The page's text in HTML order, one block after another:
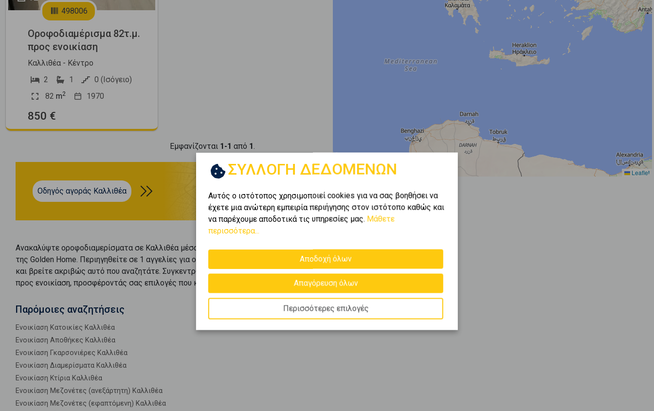
498006
Οροφοδιαμέρισμα 82τ.μ.
προς ενοικίαση
Καλλιθέα - Κέντρο
2
1
0 (Ισόγειο)
82 m2 1970
850 €
Εμφανίζονται 1-1 από 1
Οδηγός αγοράς Καλλιθέα
Ανακαλύψτε οροφοδιαμερίσματα σε Καλλιθέα μέσα από το πλούσιο χαρτοφυλάκιο
της Golden Home. Περιηγηθείτε σε 1 αγγελίες για οροφοδιαμερίσματα
Καλλιθέα
και βρείτε ακριβώς αυτό που αναζητάτε. Συγκεντρώνουμε τις καλύτερες ευκαιρίες
προς ενοικίαση, προσφέροντάς σας επιλογές που καλύπτουν κάθε ανάγκη.
Παρόμοιες αναζητήσεις
Ενοικίαση Κατοικίες Καλλιθέα
Ενοικίαση Αποθήκες Καλλιθέα
Ενοικίαση Γκαρσονιέρες Καλλιθέα
Ενοικίαση Διαμερίσματα Καλλιθέα
Ενοικίαση Κτίρια Καλλιθέα
Ενοικίαση Μεζονέτες (ανεξάρτητη) Καλλιθέα
Ενοικίαση Μεζονέτες (εφαπτόμενη) Καλλιθέα
Leaflet
ΣΥΛΛΟΓΗ ΔΕΔΟΜΕΝΩΝ
Αυτός ο ιστότοπος χρησιμοποιεί cookies για να σας βοηθήσει να
έχετε μια ανώτερη εμπειρία περιήγησης στον ιστότοπο καθώς και
να παρέχουμε αποδοτικά τις υπηρεσίες μας. Μάθετε
περισσότερα...
Αποδοχή όλων
Απαγόρευση όλων
Περισσότερες επιλογές